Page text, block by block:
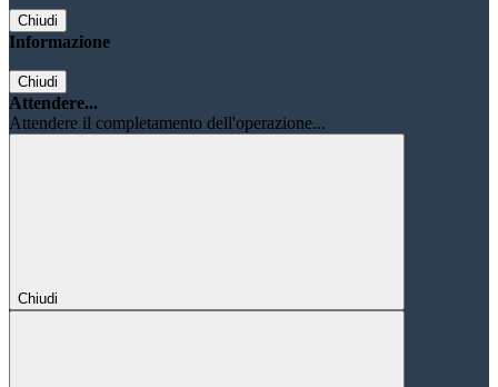
Chiudi
Informazione
Chiudi
Attendere...
Attendere il completamento dell'operazione...
Chiudi